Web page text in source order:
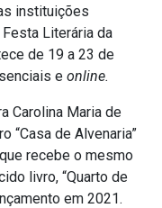
instituições
Literária da
de 19 a 23 de
e online.
Carolina Maria de
“Casa de Alvenaria”
recebe o mesmo
livro, “Quarto de
em 2021.